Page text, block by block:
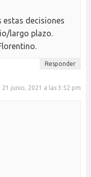
estas decisiones
largo plazo.
Responder
21 junio, 2021 a las 3:52 pm